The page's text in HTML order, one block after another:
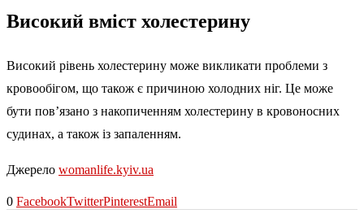
Високий вміст холестерину
Високий рівень холестерину може викликати проблеми з
кровообігом, що також є причиною холодних ніг. Це може
бути пов’язано з накопиченням холестерину в кровоносних
судинах, а також із запаленням.
Джерело womanlife.kyiv.ua
0 FacebookTwitterPinterestEmail